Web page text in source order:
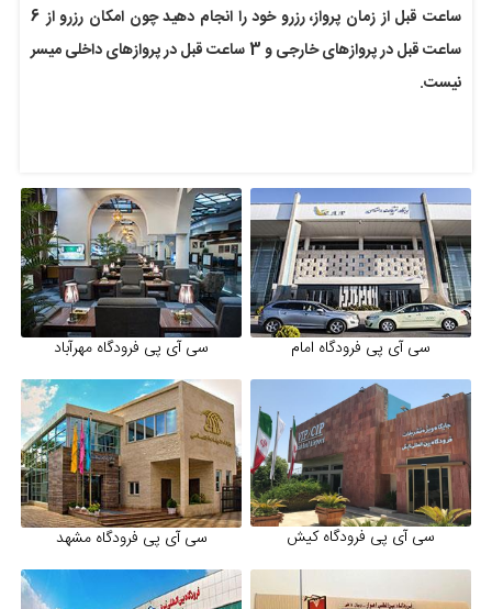
ساعت قبل از زمان پرواز، رزرو خود را انجام دهید چون امکان رزرو از 6
ساعت قبل در پروازهای خارجی و 3 ساعت قبل در پروازهای داخلی میسر
نیست.
سی آی پی فرودگاه امام سی آی پی فرودگاه مهرآباد
سی آی پی فرودگاه کیش سی آی پی فرودگاه مشهد